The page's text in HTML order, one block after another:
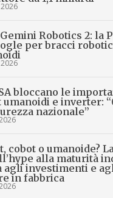
Robotics 2: la
per bracci
bloccano le
umanoidi e inverter:
nazionale”
cobot o umanoide?
alla maturità
agli investimenti e
in fabbrica